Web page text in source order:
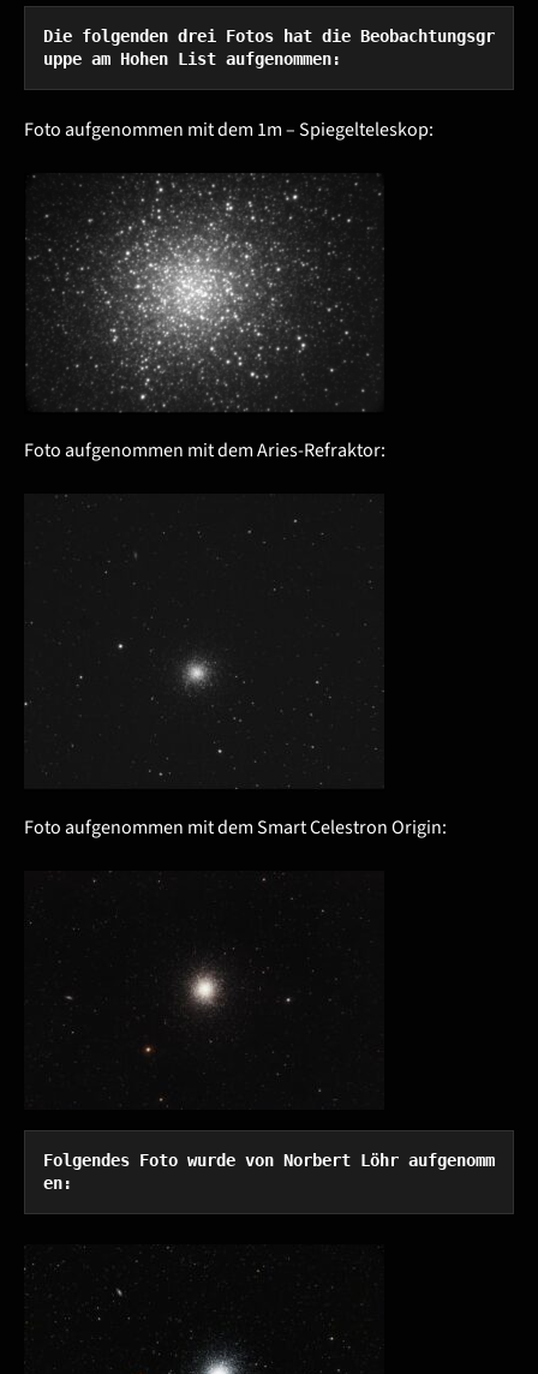
Die folgenden drei Fotos hat die Beobachtungsgr
uppe am Hohen List aufgenommen:
Foto aufgenommen mit dem 1m – Spiegelteleskop:
Foto aufgenommen mit dem Aries-Refraktor:
Foto aufgenommen mit dem Smart Celestron Origin:
Folgendes Foto wurde von Norbert Löhr aufgenomm
en: